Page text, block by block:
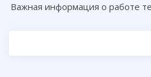
Важная информация о работе